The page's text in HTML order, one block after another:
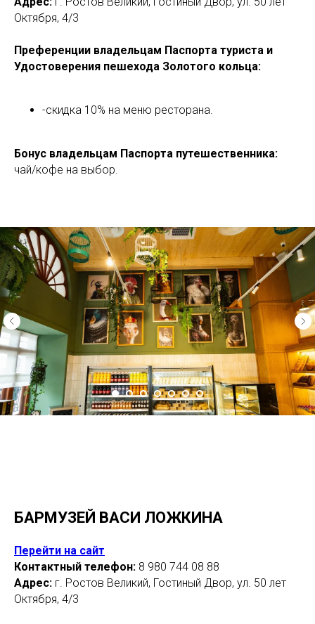
Октября, 4/3
Преференции владельцам Паспорта туриста и
Удостоверения пешехода Золотого кольца:
-скидка 10% на меню ресторана.
Бонус владельцам Паспорта путешественника:
чай/кофе на выбор.
БАРМУЗЕЙ ВАСИ ЛОЖКИНА
Перейти на сайт
Контактный телефон: 8 980 744 08 88
Адрес: г. Ростов Великий, Гостиный Двор, ул. 50 лет
Октября, 4/3